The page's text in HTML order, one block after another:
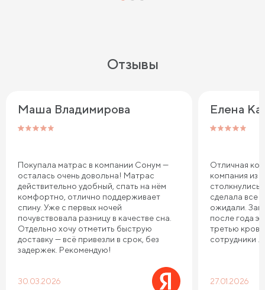
Отзывы
Маша Владимирова
Покупала матрас в компании Сонум —
осталась очень довольна! Матрас
действительно удобный, спать на нём
комфортно, отлично поддерживает
спину. Уже с первых ночей
почувствовала разницу в качестве сна.
Отдельно хочу отметить быструю
доставку — всё привезли в срок, без
задержек. Рекомендую!
30.03.2026
Елена
Отличная
компания из
столкнулись
сделала все
ожидали.
после года
третью
сотрудники .
27.01.2026